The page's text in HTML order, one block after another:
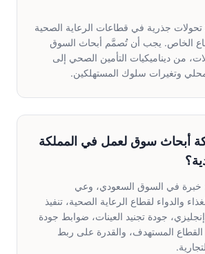
تُحدث رؤية 2030 تحولات جذرية في قطاعات الرعاية الصحية
الخاص. يجب أن تُصمَّم أبحاث السوق
من ديناميكيات التأمين الصحي إلى
وتغيرات سلوك المستهلكين.
أبحاث سوق لعمل في المملكة
خبرة في السوق السعودي، وعي
والدواء لقطاع الرعاية الصحية، تنفيذ
جودة تجنيد العينات، ضوابط جودة
القطاع المستهدف، والقدرة على ربط